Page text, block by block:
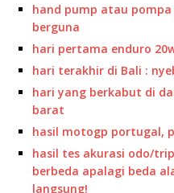
hand pump atau
berguna
hari pertama enduro
hari terakhir di Bali :
hari yang berkabut di
barat
hasil motogp portugal,
hasil tes akurasi odo/
berbeda apalagi beda
langsung!